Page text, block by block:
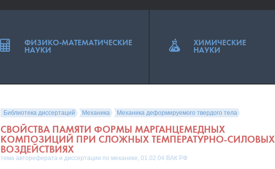
Библиотека диссертаций Механика Механика деформируемого твердого тела
СВОЙСТВА ПАМЯТИ ФОРМЫ МАРГАНЦЕМЕДНЫХ
КОМПОЗИЦИЙ ПРИ СЛОЖНЫХ ТЕМПЕРАТУРНО-СИЛОВЫХ
ВОЗДЕЙСТВИЯХ
тема автореферата и диссертации по механике, 01.02.04 ВАК РФ
ФИЗИКО-МАТЕМАТИЧЕСКИЕ
НАУКИ
ХИМИЧЕСКИЕ
НАУКИ